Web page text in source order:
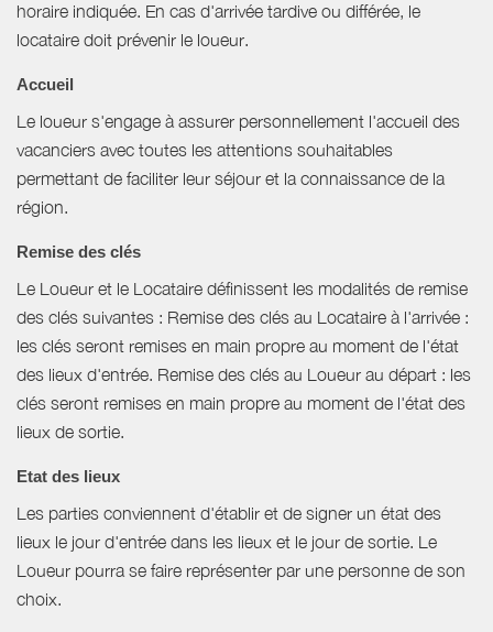
horaire indiquée. En cas d'arrivée tardive ou différée, le
locataire doit prévenir le loueur.
Accueil
Le loueur s'engage à assurer personnellement l'accueil des
vacanciers avec toutes les attentions souhaitables
permettant de faciliter leur séjour et la connaissance de la
région.
Remise des clés
Le Loueur et le Locataire définissent les modalités de remise
des clés suivantes : Remise des clés au Locataire à l'arrivée :
les clés seront remises en main propre au moment de l'état
des lieux d'entrée. Remise des clés au Loueur au départ : les
clés seront remises en main propre au moment de l'état des
lieux de sortie.
Etat des lieux
Les parties conviennent d'établir et de signer un état des
lieux le jour d'entrée dans les lieux et le jour de sortie. Le
Loueur pourra se faire représenter par une personne de son
choix.